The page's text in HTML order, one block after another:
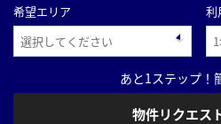
希望エリア
利
あと1ステップ！
物件リクエス